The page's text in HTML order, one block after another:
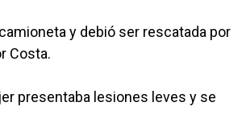
y debió ser rescatada por
Costa.
presentaba lesiones leves y se